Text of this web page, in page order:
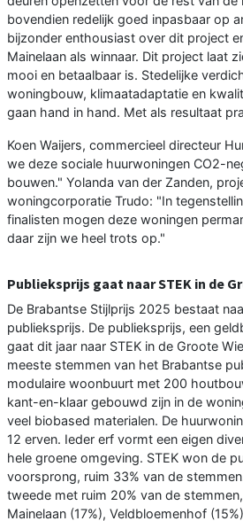
bovendien redelijk goed inpasbaar op
bijzonder enthousiast over dit project
Mainelaan als winnaar. Dit project laat
mooi en betaalbaar is. Stedelijke
woningbouw, klimaatadaptatie en
gaan hand in hand. Met als resultaat
Koen Waijers, commercieel directeur
we deze sociale huurwoningen CO2-
bouwen." Yolanda van der Zanden,
woningcorporatie Trudo: "In
finalisten mogen deze woningen
daar zijn we heel trots op."
Publieksprijs gaat naar STEK in de
De Brabantse Stijlprijs 2025 bestaat
publieksprijs. De publieksprijs, een
gaat dit jaar naar STEK in de Groote
meeste stemmen van het Brabantse
modulaire woonbuurt met 200
kant-en-klaar gebouwd zijn in de
veel biobased materialen. De
12 erven. Ieder erf vormt een eigen
hele groene omgeving. STEK won de
voorsprong, ruim 33% van de
tweede met ruim 20% van de
Mainelaan (17%), Veldbloemenhof